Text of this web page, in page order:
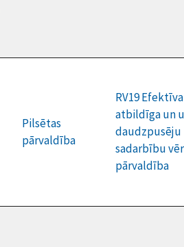
Pilsētas
pārvaldība
RV19
atbildīga un
daudzpusēju
sadarbību
pārvaldība